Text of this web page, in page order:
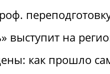
выступит на
как прошло